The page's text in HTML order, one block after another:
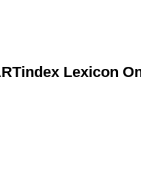
Lexicon